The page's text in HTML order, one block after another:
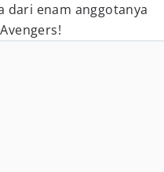
dari enam anggotanya